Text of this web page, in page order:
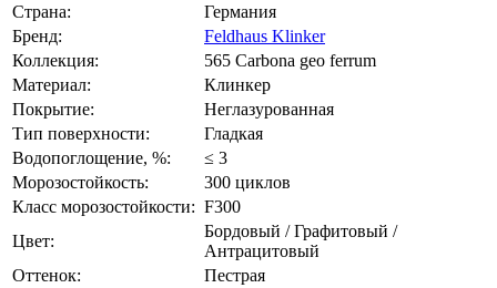
Страна:
Германия
Бренд:
Feldhaus Klinker
Коллекция:
565 Carbona geo ferrum
Материал:
Клинкер
Покрытие:
Неглазурованная
Тип поверхности:
Гладкая
Водопоглощение, %:
≤ 3
Морозостойкость:
300 циклов
Класс морозостойкости: F300
Цвет:
Бордовый / Графитовый /
Антрацитовый
Оттенок:
Пестрая